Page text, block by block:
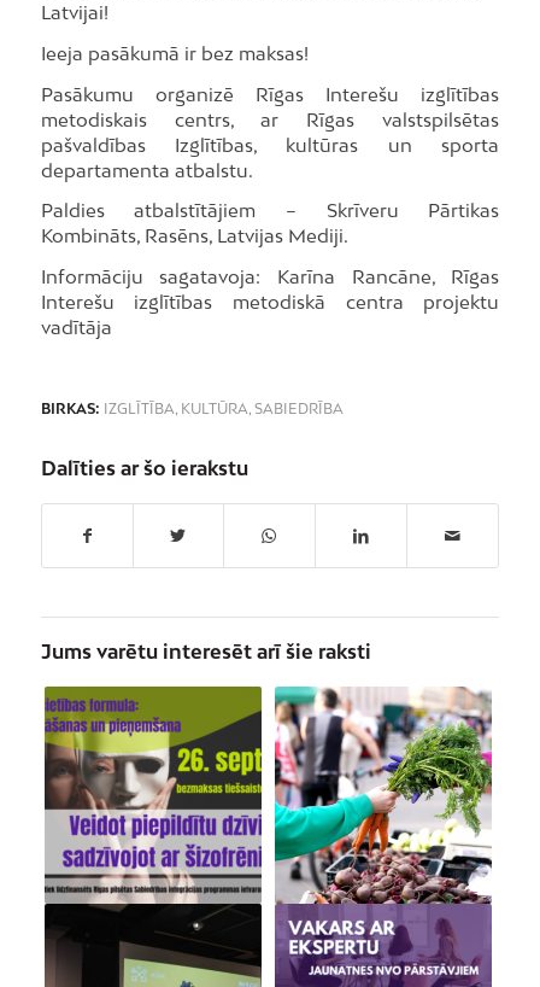
Latvijai!
Ieeja pasākumā ir bez maksas!
Pasākumu organizē Rīgas Interešu izglītības
metodiskais centrs, ar Rīgas valstspilsētas
pašvaldības Izglītības, kultūras un sporta
departamenta atbalstu.
Paldies atbalstītājiem – Skrīveru Pārtikas
Kombināts, Rasēns, Latvijas Mediji.
Informāciju sagatavoja: Karīna Rancāne, Rīgas
Interešu izglītības metodiskā centra projektu
vadītāja
BIRKAS: IZGLĪTĪBA, KULTŪRA, SABIEDRĪBA
Dalīties ar šo ierakstu
Jums varētu interesēt arī šie raksti